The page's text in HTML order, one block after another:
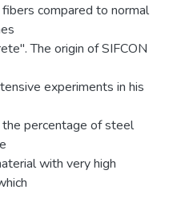
compared to normal
The origin of SIFCON
experiments in his
percentage of steel
with very high